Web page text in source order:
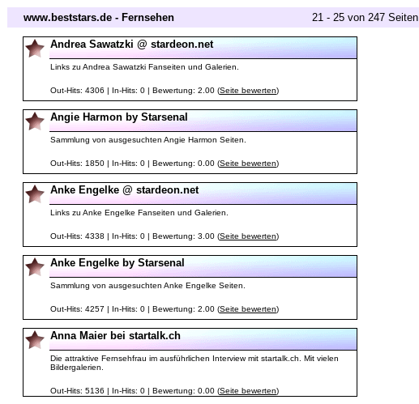
www.beststars.de - Fernsehen 21 - 25 von 247 Seiten
Andrea Sawatzki @ stardeon.net
Links zu Andrea Sawatzki Fanseiten und Galerien.
Out-Hits: 4306 | In-Hits: 0 | Bewertung: 2.00 (Seite bewerten)
Angie Harmon by Starsenal
Sammlung von ausgesuchten Angie Harmon Seiten.
Out-Hits: 1850 | In-Hits: 0 | Bewertung: 0.00 (Seite bewerten)
Anke Engelke @ stardeon.net
Links zu Anke Engelke Fanseiten und Galerien.
Out-Hits: 4338 | In-Hits: 0 | Bewertung: 3.00 (Seite bewerten)
Anke Engelke by Starsenal
Sammlung von ausgesuchten Anke Engelke Seiten.
Out-Hits: 4257 | In-Hits: 0 | Bewertung: 2.00 (Seite bewerten)
Anna Maier bei startalk.ch
Die attraktive Fernsehfrau im ausführlichen Interview mit startalk.ch. Mit vielen
Bildergalerien.
Out-Hits: 5136 | In-Hits: 0 | Bewertung: 0.00 (Seite bewerten)